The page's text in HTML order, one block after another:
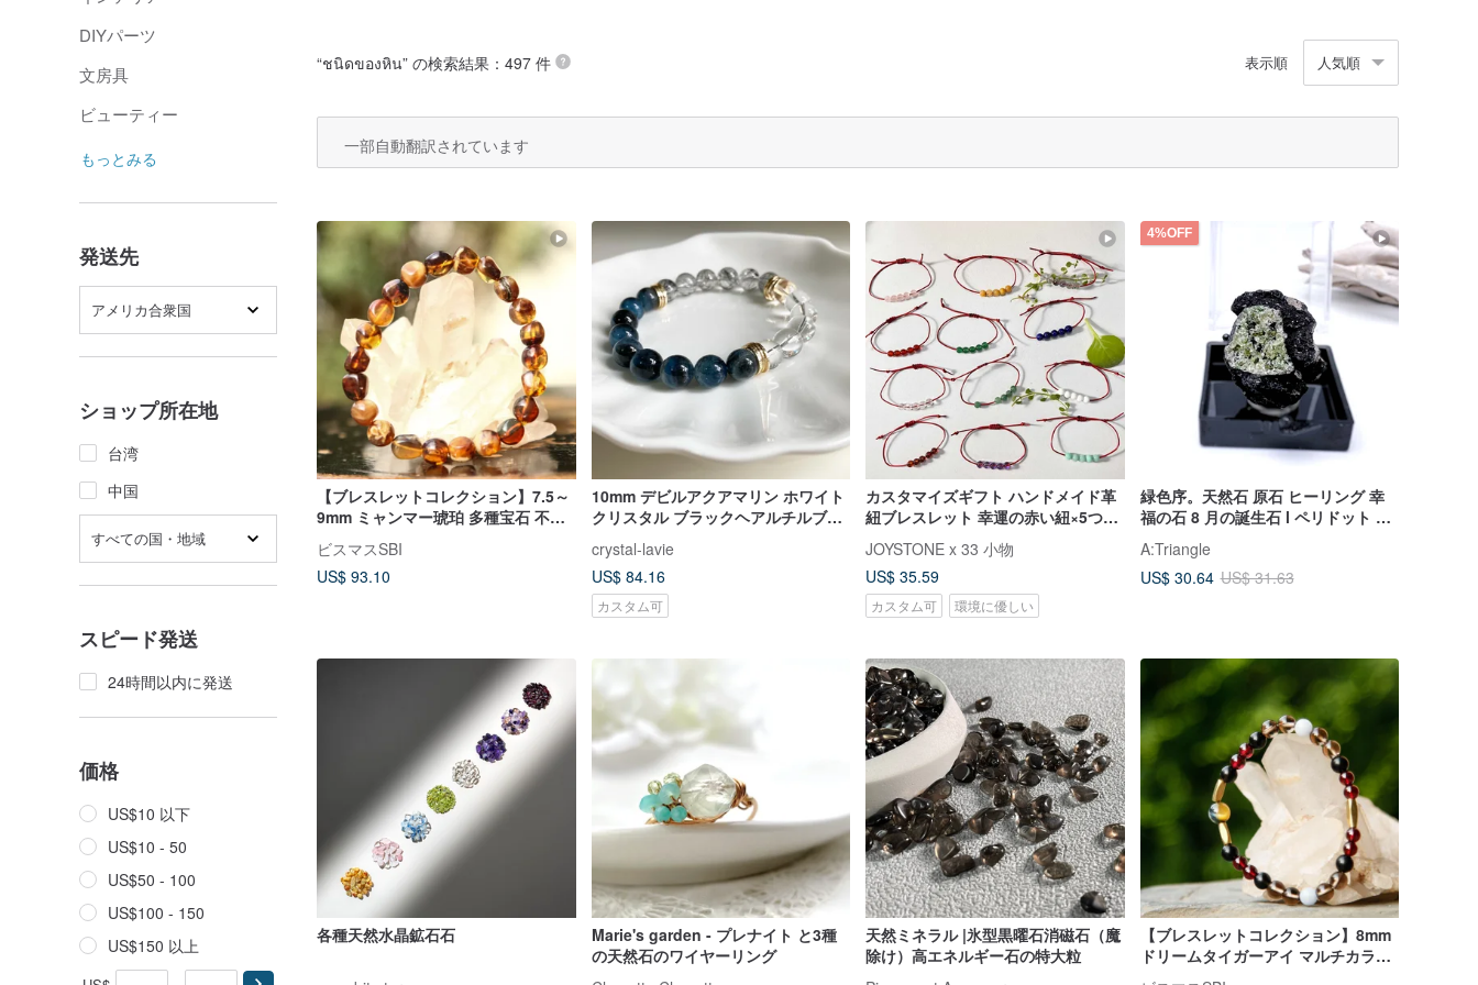
DIYパーツ
文房具
ビューティー
もっとみる
発送先
アメリカ合衆国
ショップ所在地
台湾
中国
すべての国・地域
スピード発送
24時間以内に発送
価格
US$10 以下
US$10 - 50
US$50 - 100
US$100 - 150
US$150 以上
“ชนิดของหิน” の検索結果：497 件 表示順 人気順
一部自動翻訳されています
【ブレスレットコレクション】7.5～
9mm ミャンマー琥珀 多種宝石 不定
形ブレスレット (クラシックコレクシ
ョンを一度に)
ビスマスSBI
US$ 93.10
10mm デビルアクアマリン ホワイト
クリスタル ブラックヘアルチルブレ
スレット 弁舌、自信、集中力、リー
ダーシップ能力を高める
crystal-lavie
US$ 84.16
カスタム可
カスタマイズギフト ハンドメイド革
紐ブレスレット 幸運の赤い紐×5つの
宝石 1月から12月 レザーブレスレッ
ト
JOYSTONE x 33 小物
US$ 35.59
カスタム可 環境に優しい
4%OFF
緑色序。天然石 原石 ヒーリング 幸
福の石 8 月の誕生石 l ペリドット 鉱
物標本 l
A:Triangle
US$ 30.64 US$ 31.63
各種天然水晶鉱石石
Marie's garden - プレナイト と3種
の天然石のワイヤーリング
天然ミネラル |氷型黒曜石消磁石（魔
除け）高エネルギー石の特大粒
【ブレスレットコレクション】8mm
ドリームタイガーアイ マルチカラー